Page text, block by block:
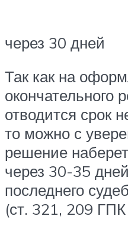
через 30 дней
Так как на
окончательного
отводится срок
то можно с
решение
через 30-35
последнего
(ст. 321, 209